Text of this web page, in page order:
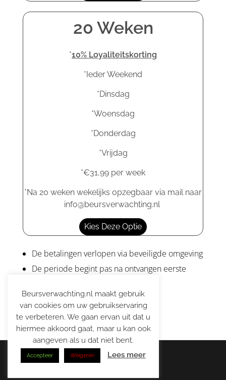
20 Weken
*10% Loyaliteitskorting
*Ieder Weekend
*Dinsdag
*Woensdag
*Donderdag
*Vrijdag
*€31,99 per week
*Na 20 weken wekelijks opzegbaar via mail naar
info@beursverwachting.nl
Kies Deze Optie
De betalingen verlopen via beveiligde omgeving
De periode begint pas na ontvangen eerste
© 2026 | Beursverwachting.nl |
Beursverwachting.nl maakt gebruik
van cookies om uw gebruikservaring
te verbeteren. We gaan ervan uit dat u
hiermee akkoord gaat, maar u kan ook
aangeven als u dat niet bent.
Accepteer Weigeren Lees meer